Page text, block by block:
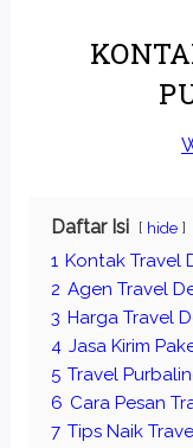
Daftar Isi hide
1 Kontak Travel
2 Agen Travel
3 Harga Travel
4 Jasa Kirim
5 Travel
6 Cara Pesan
7 Tips Naik